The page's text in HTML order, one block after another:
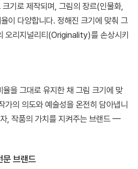
기로 제작되며, 그림의 장르(인물화,
이 다양합니다. 정해진 크기에 맞춰 그
오리지널리티(Originality)를 손상시키
을 그대로 유지한 채 그림 크기에 맞
가의 의도와 예술성을 온전히 담아냅니
, 작품의 가치를 지켜주는 브랜드 —
문 브랜드